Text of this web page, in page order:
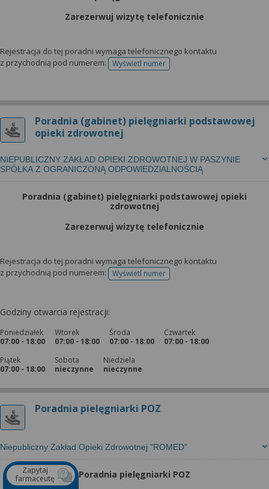
Zarezerwuj wizytę telefonicznie
Rejestracja do tej poradni wymaga telefonicznego kontaktu
z przychodnią pod numerem:
Wyświetl numertelefonu do rejestracji
Poradnia (gabinet) pielęgniarki podstawowej
opieki zdrowotnej
NIEPUBLICZNY ZAKŁAD OPIEKI ZDROWOTNEJ W PASZYNIE
SPÓŁKA Z OGRANICZONĄ ODPOWlEDZlALNOŚCIĄ
Poradnia (gabinet) pielęgniarki podstawowej opieki
zdrowotnej
Zarezerwuj wizytę telefonicznie
Rejestracja do tej poradni wymaga telefonicznego kontaktu
z przychodnią pod numerem:
Wyświetl numertelefonu do rejestracji
Godziny otwarcia rejestracji:
Poniedziałek
07:00 - 18:00
Wtorek
07:00 - 18:00
Środa
07:00 - 18:00
Czwartek
07:00 - 18:00
Piątek
07:00 - 18:00
Sobota
nieczynne
Niedziela
nieczynne
Poradnia pielęgniarki POZ
Niepubliczny Zakład Opieki Zdrowotnej "ROMED"
Poradnia pielęgniarki POZ
Zapytaj
farmaceutę